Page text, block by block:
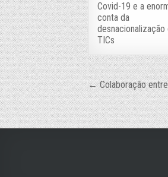
Covid-19 e a
conta da
desnacionalização
TICs
de
Post
← Colaboração entre